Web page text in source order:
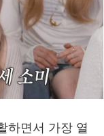
하면서 가장 열